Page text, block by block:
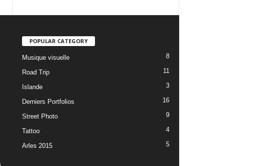
POPULAR CATEGORY
Musique visuelle 8
Road Trip 11
Islande 3
Derniers Portfolios 16
Street Photo 9
Tattoo 4
Arles 2015 5